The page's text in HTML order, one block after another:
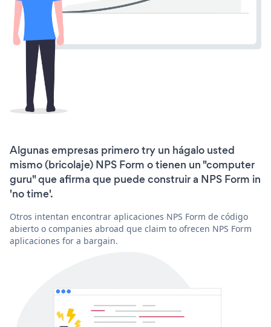
Algunas empresas primero try un hágalo usted
mismo (bricolaje) NPS Form o tienen un "computer
guru" que afirma que puede construir a NPS Form in
'no time'.
Otros intentan encontrar aplicaciones NPS Form de código
abierto o companies abroad que claim to ofrecen NPS Form
aplicaciones for a bargain.